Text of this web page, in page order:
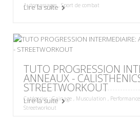
Automassages, Sport de combat
Lire la suite
TUTO PROGRESSION
ANNEAUX -
STREETWORKOUT
Catégories :Gainage Musculation
Streetworkout
Lire la suite